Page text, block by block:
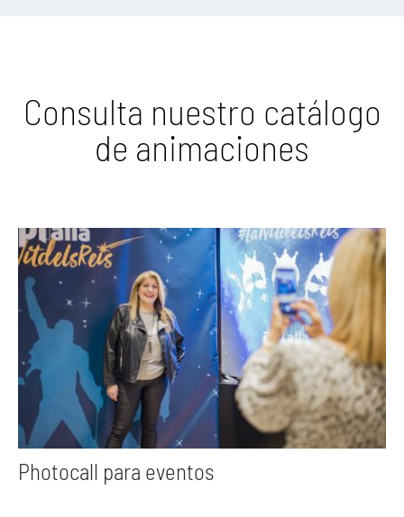
Consulta nuestro catálogo
de animaciones
Photocall para eventos